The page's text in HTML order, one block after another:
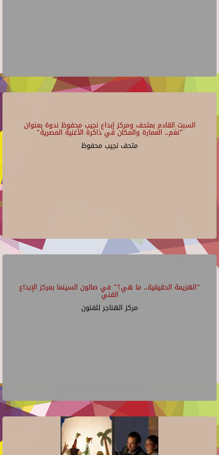
السبت القادم بمتحف ومركز إبداع نجيب محفوظ ندوة بعنوان
"نغم.. العمارة والمكان في ذاكرة الأغنية المصرية"
متحف نجيب محفوظ
"الهزيمة الحقيقية.. ما هي؟" في صالون السينما بمركز الإبداع
الفني
مركز الهناجر للفنون